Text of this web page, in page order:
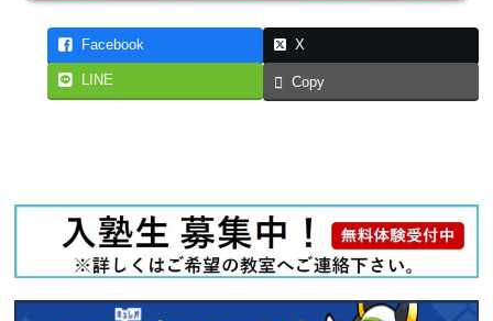
Facebook X
LINE Copy